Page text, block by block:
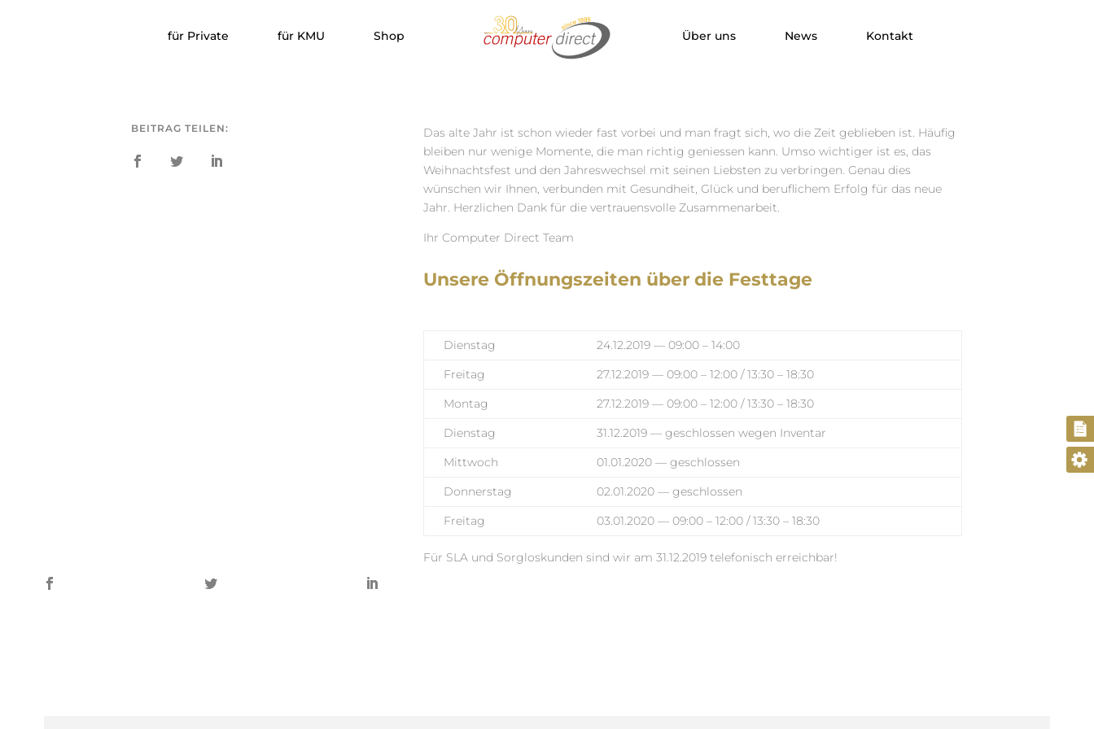
für Private
für KMU Shop Über uns News Kontakt
BEITRAG TEILEN:
Das alte Jahr ist schon wieder fast vorbei und man fragt sich, wo die Zeit geblieben ist. Häufig
bleiben nur wenige Momente, die man richtig geniessen kann. Umso wichtiger ist es, das
Weihnachtsfest und den Jahreswechsel mit seinen Liebsten zu verbringen. Genau dies
wünschen wir Ihnen, verbunden mit Gesundheit, Glück und beruflichem Erfolg für das neue
Jahr. Herzlichen Dank für die vertrauensvolle Zusammenarbeit.
Ihr Computer Direct Team
Unsere Öffnungszeiten über die Festtage
Dienstag
24.12.2019 — 09:00 – 14:00
Freitag
27.12.2019 — 09:00 – 12:00 / 13:30 – 18:30
Montag
27.12.2019 — 09:00 – 12:00 / 13:30 – 18:30
Dienstag
31.12.2019 — geschlossen wegen Inventar
Mittwoch
01.01.2020 — geschlossen
Donnerstag
02.01.2020 — geschlossen
Freitag
03.01.2020 — 09:00 – 12:00 / 13:30 – 18:30
Für SLA und Sorgloskunden sind wir am 31.12.2019 telefonisch erreichbar!